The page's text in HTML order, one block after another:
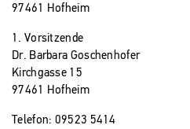
97461 Hofheim
1. Vorsitzende
Dr. Barbara Goschenhofer
Kirchgasse 15
97461 Hofheim
Telefon: 09523 5414